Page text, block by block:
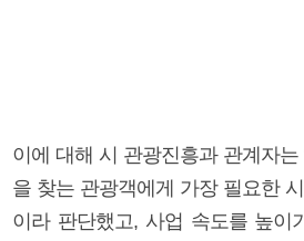
이에 대해 시 관광진흥과 관계자는
을 찾는 관광객에게 가장 필요한
이라 판단했고, 사업 속도를 높이